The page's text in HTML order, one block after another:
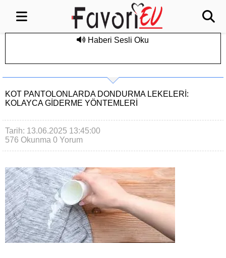
Haberi Sesli Oku
KOT PANTOLONLARDA DONDURMA LEKELERI:
KOLAYCA GIDERME YÖNTEMLERI
Tarih: 13.06.2025 13:45:00
576 Okunma 0 Yorum